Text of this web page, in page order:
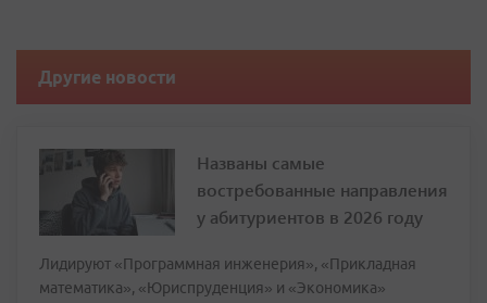
Другие новости
Названы самые
востребованные направления
у абитуриентов в 2026 году
Лидируют «Программная инженерия», «Прикладная
математика», «Юриспруденция» и «Экономика»